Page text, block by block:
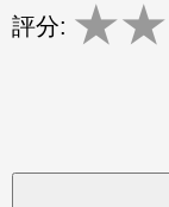
評分: ★★